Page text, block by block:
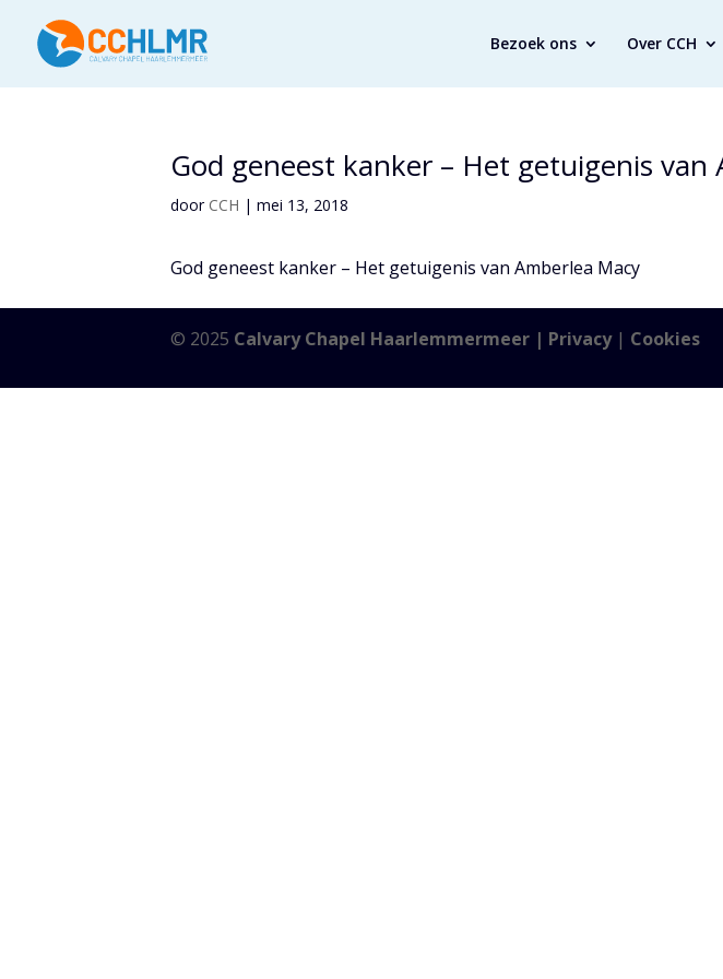
Bezoek ons Over CCH
God geneest kanker – Het getuigenis van
door CCH | mei 13, 2018
God geneest kanker – Het getuigenis van Amberlea Macy
© 2025 Calvary Chapel Haarlemmermeer | Privacy| Cookies